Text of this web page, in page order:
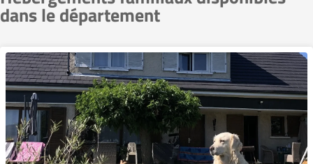
dans le département